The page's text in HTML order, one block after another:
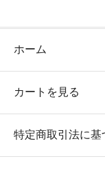
ホーム
カートを見る
特定商取引法に基